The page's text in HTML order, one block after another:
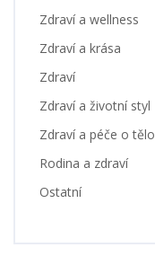
Zdraví a wellness
Zdraví a krása
Zdraví
Zdraví a životní styl
Zdraví a péče o tělo
Rodina a zdraví
Ostatní